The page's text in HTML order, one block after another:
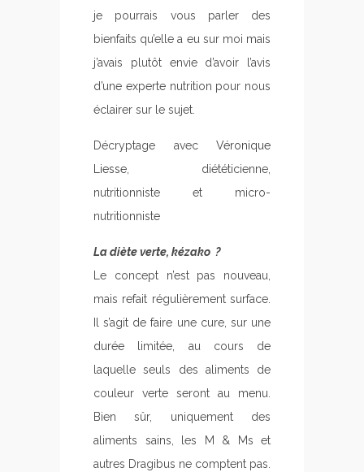
je pourrais vous parler des
bienfaits qu’elle a eu sur moi mais
j’avais plutôt envie d’avoir l’avis
d’une experte nutrition pour nous
éclairer sur le sujet.
Décryptage avec Véronique
Liesse, diététicienne,
nutritionniste et micro-
nutritionniste
La diète verte, kézako ?
Le concept n’est pas nouveau,
mais refait régulièrement surface.
Il s’agit de faire une cure, sur une
durée limitée, au cours de
laquelle seuls des aliments de
couleur verte seront au menu.
Bien sûr, uniquement des
aliments sains, les M & Ms et
autres Dragibus ne comptent pas.